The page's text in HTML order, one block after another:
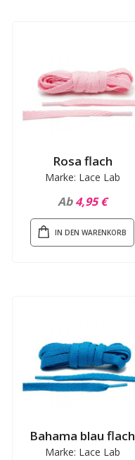
Rosa flach
Marke: Lace Lab
Ab 4,95 €
IN DEN WARENKORB
Bahama blau flach
Marke: Lace Lab